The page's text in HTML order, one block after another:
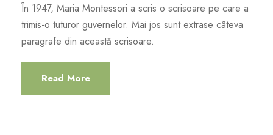
În 1947, Maria Montessori a scris o scrisoare pe care a
trimis-o tuturor guvernelor. Mai jos sunt extrase câteva
paragrafe din această scrisoare.
Read More